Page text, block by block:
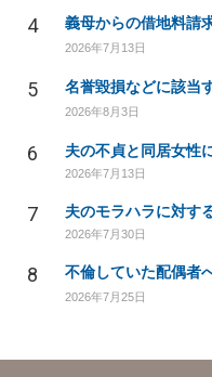
4 義母からの借地料請
2026年7月13日
5 名誉毀損などに該当
2026年8月3日
6
2026年7月13日
7 夫のモラハラに対す
2026年7月30日
8 不倫していた配偶者
2026年7月25日